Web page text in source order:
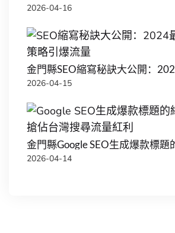
2026-04-16
2026-04-15
2026-04-14